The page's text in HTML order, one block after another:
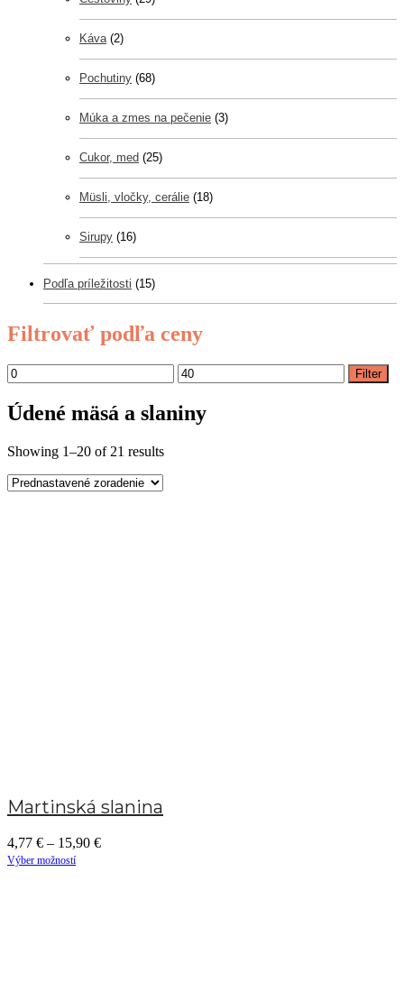
Káva (2)
Pochutiny (68)
Múka a zmes na pečenie (3)
Cukor, med (25)
Müsli, vločky, cerálie (18)
Sirupy (16)
Podľa príležitosti (15)
Filtrovať podľa ceny
Filter
Údené mäsá a slaniny
Showing 1–20 of 21 results
Martinská slanina
4,77 € – 15,90 €
Výber možností